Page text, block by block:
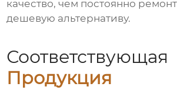
качество, чем постоянно
дешевую альтернативу.
Соответствующая
Продукция